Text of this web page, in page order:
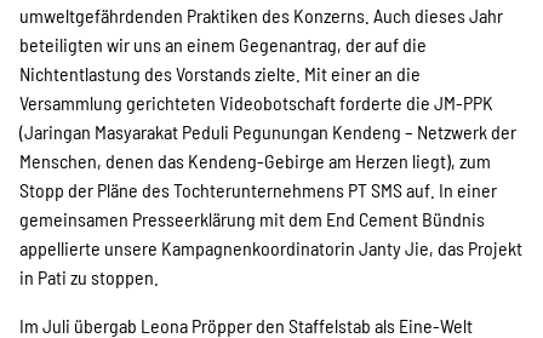
umweltgefährdenden Praktiken des Konzerns. Auch dieses Jahr
beteiligten wir uns an einem Gegenantrag, der auf die
Nichtentlastung des Vorstands zielte. Mit einer an die
Versammlung gerichteten Videobotschaft forderte die JM-PPK
(Jaringan Masyarakat Peduli Pegunungan Kendeng – Netzwerk der
Menschen, denen das Kendeng-Gebirge am Herzen liegt), zum
Stopp der Pläne des Tochterunternehmens PT SMS auf. In einer
gemeinsamen Presseerklärung mit dem End Cement Bündnis
appellierte unsere Kampagnenkoordinatorin Janty Jie, das Projekt
in Pati zu stoppen.
Im Juli übergab Leona Pröpper den Staffelstab als Eine-Welt